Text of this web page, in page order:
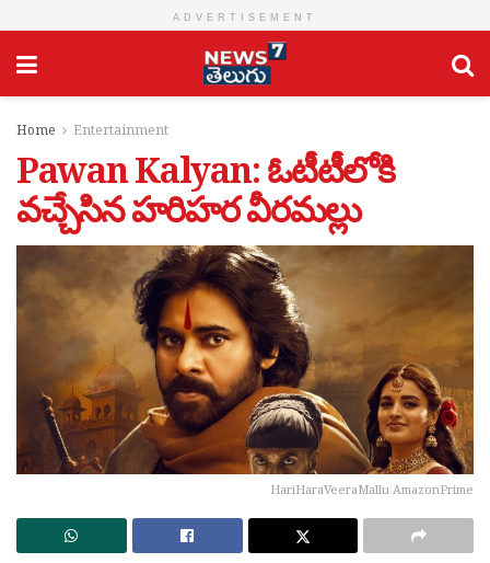
ADVERTISEMENT
Home Entertainment
Pawan Kalyan: ఓటీటీలోకి
వచ్చేసిన హరిహర వీరమల్లు
HariHaraVeeraMallu AmazonPrime